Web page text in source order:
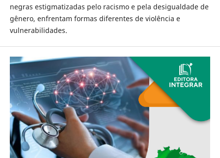
negras estigmatizadas pelo racismo e pela desigualdade de
gênero, enfrentam formas diferentes de violência e
vulnerabilidades.